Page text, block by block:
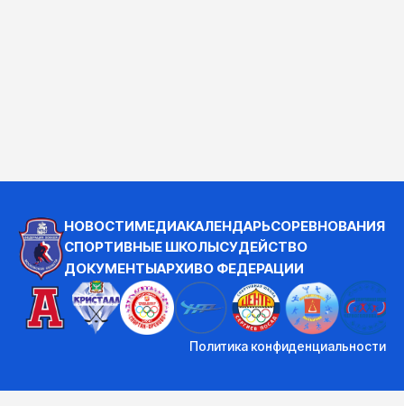
НОВОСТИМЕДИАКАЛЕНДАРЬСОРЕВНОВАНИЯ
СПОРТИВНЫЕ ШКОЛЫСУДЕЙСТВО
ДОКУМЕНТЫАРХИВО ФЕДЕРАЦИИ
Политика конфиденциальности